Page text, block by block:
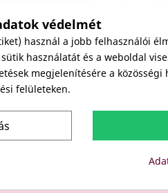
Elállási
Elállás a
Rólunk
Kapcsolat
protected by reCAPTCHA.
védelmét
használ a jobb felhasználói
használatát és a weboldal
megjelenítésére a közösségi
felületeken.